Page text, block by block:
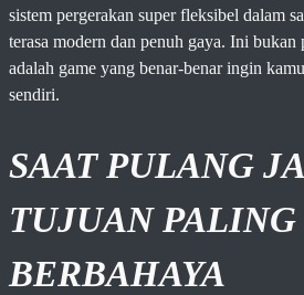
sistem pergerakan super fleksibel dalam
terasa modern dan penuh gaya. Ini bukan
adalah game yang benar-benar ingin
sendiri.
SAAT PULANG
TUJUAN PALING
BERBAHAYA